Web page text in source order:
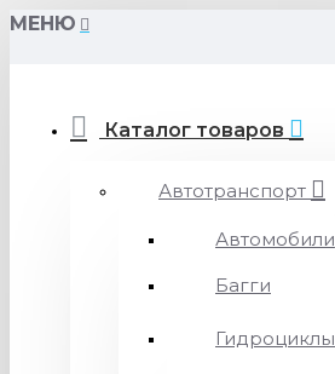
МЕНЮ
Каталог товаров
Автотранспорт
Автомобили
Багги
Гидроциклы